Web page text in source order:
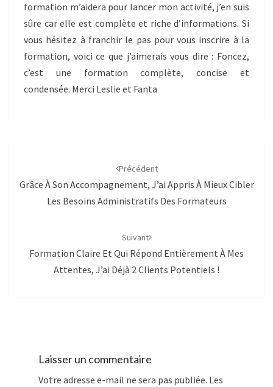
formation m’aidera pour lancer mon activité, j’en suis
sûre car elle est complète et riche d’informations. Si
vous hésitez à franchir le pas pour vous inscrire à la
formation, voici ce que j’aimerais vous dire : Foncez,
c’est une formation complète, concise et
condensée. Merci Leslie et Fanta
Précédent
Grâce À Son Accompagnement, J’ai Appris À Mieux Cibler
Les Besoins Administratifs Des Formateurs
Suivant
Formation Claire Et Qui Répond Entièrement À Mes
Attentes, J’ai Déjà 2 Clients Potentiels !
Laisser un commentaire
Votre adresse e-mail ne sera pas publiée. Les